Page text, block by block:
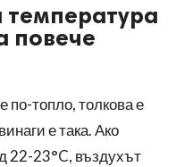
повече
по-топло, толкова е
е така. Ако
22-23°C, въздухът